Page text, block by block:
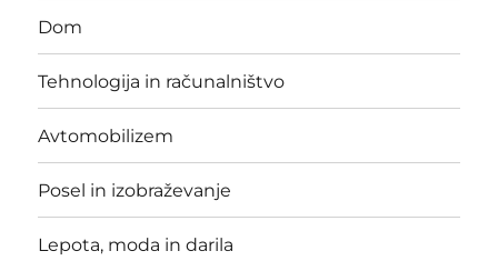
Dom
Tehnologija in računalništvo
Avtomobilizem
Posel in izobraževanje
Lepota, moda in darila